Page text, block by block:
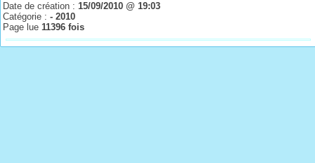
Date de création :15/09/2010 @ 19:03
Catégorie :- 2010
Page lue11396 fois